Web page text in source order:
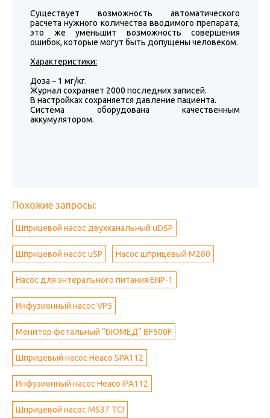
Существует возможность автоматического
расчета нужного количества вводимого препарата,
это же уменьшит возможность совершения
ошибок, которые могут быть допущены человеком.
Характеристики:
Доза – 1 мг/кг.
Журнал сохраняет 2000 последних записей.
В настройках сохраняется давление пациента.
Система оборудована качественным
аккумулятором.
Похожие запросы:
Шприцевой насос двухканальный uDSP
Шприцевой насос uSP Насос шприцевый М260
Насос для энтерального питания ENP-1
Инфузионный насос VP5
Монитор фетальный “БІОМЕД” BF500F
Шприцевый насос Heaco SPA112
Инфузионный насос Heaco IPA112
Шприцевой насос MS37 TCI